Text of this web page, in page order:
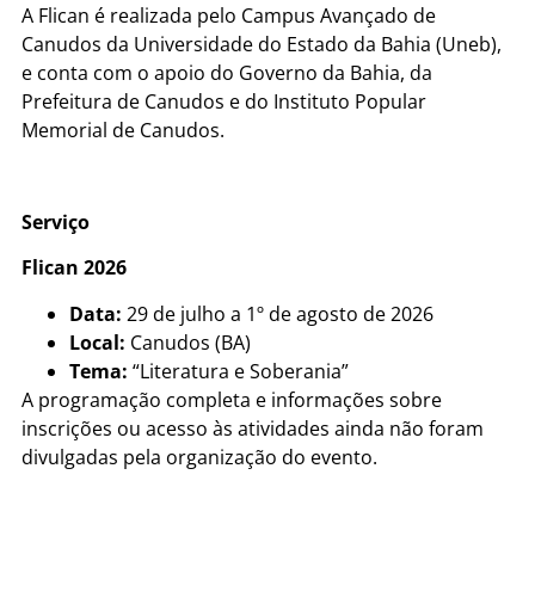
A Flican é realizada pelo Campus Avançado de
Canudos da Universidade do Estado da Bahia (Uneb),
e conta com o apoio do Governo da Bahia, da
Prefeitura de Canudos e do Instituto Popular
Memorial de Canudos.
Serviço
Flican 2026
Data: 29 de julho a 1º de agosto de 2026
Local: Canudos (BA)
Tema: “Literatura e Soberania”
A programação completa e informações sobre
inscrições ou acesso às atividades ainda não foram
divulgadas pela organização do evento.